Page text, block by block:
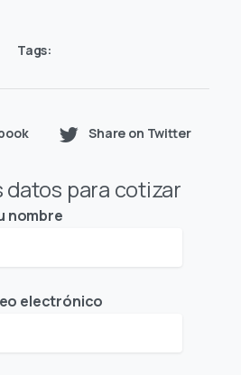
Tags:
Share on Twitter
datos para cotizar
nombre
electrónico